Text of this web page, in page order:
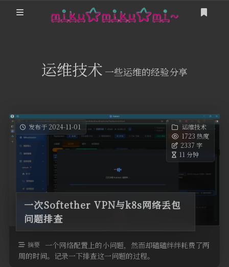
Minecraft
「Sakana!」
卜卜口的神奇海螺试验场
栞奈小游戏 Kanna Run!
我的追番
友人帐
这是甚麽？
Miku Team
运维技术 一些运维的经验分享
发布于 2024-11-01
运维技术
1723 热度
2337 字
11 分钟
一次Softether VPN与k8s网络丢包
问题排查
摘要
一个网络配置上的小问题，然而却磕磕绊绊耗费了两
周的时间。记录一下排查这一问题的过程。